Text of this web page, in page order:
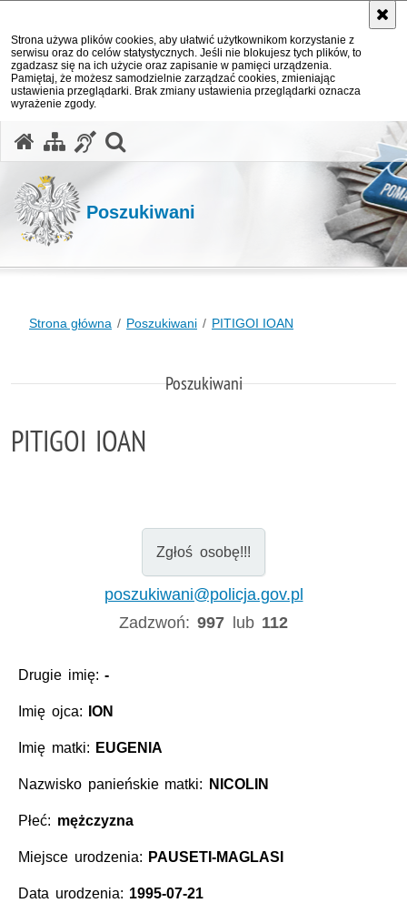
Strona używa plików cookies, aby ułatwić użytkownikom korzystanie z
serwisu oraz do celów statystycznych. Jeśli nie blokujesz tych plików, to
zgadzasz się na ich użycie oraz zapisanie w pamięci urządzenia.
Pamiętaj, że możesz samodzielnie zarządzać cookies, zmieniając
ustawienia przeglądarki. Brak zmiany ustawienia przeglądarki oznacza
wyrażenie zgody.
Poszukiwani
Strona główna Poszukiwani PITIGOI IOAN
Poszukiwani
PITIGOI IOAN
Zgłoś osobę!!!
poszukiwani@policja.gov.pl
Zadzwoń:997 lub 112
Drugie imię:-
Imię ojca: ION
Imię matki: EUGENIA
Nazwisko panieńskie matki: NICOLIN
Płeć: mężczyzna
Miejsce urodzenia: PAUSETI-MAGLASI
Data urodzenia: 1995-07-21